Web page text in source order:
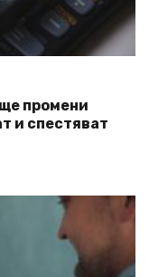
промени
и спестяват